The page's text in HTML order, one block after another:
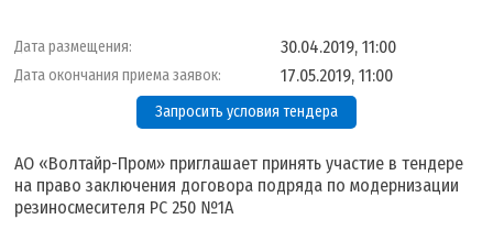
Дата размещения: 30.04.2019, 11:00
Дата окончания приема заявок: 17.05.2019, 11:00
Запросить условия тендера
АО «Волтайр-Пром» приглашает принять участие в тендере
на право заключения договора подряда по модернизации
резиносмесителя РС 250 №1А